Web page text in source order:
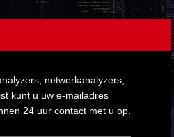
netwerkanalyzers,
kunt u uw e-mailadres
24 uur contact met u op.